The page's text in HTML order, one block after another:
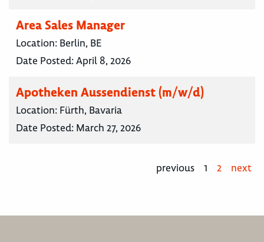
Area Sales Manager
Location: Berlin, BE
Date Posted:April 8, 2026
Apotheken Aussendienst (m/w/d)
Location: Fürth, Bavaria
Date Posted: March 27, 2026
previous 1 2 next